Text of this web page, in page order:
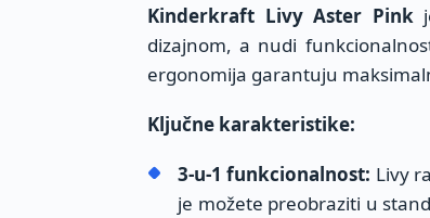
Kinderkraft Livy Aster Pink
dizajnom, a nudi
ergonomija garantuju
Ključne karakteristike:
3-u-1 funkcionalnost: Livy
je možete preobraziti u